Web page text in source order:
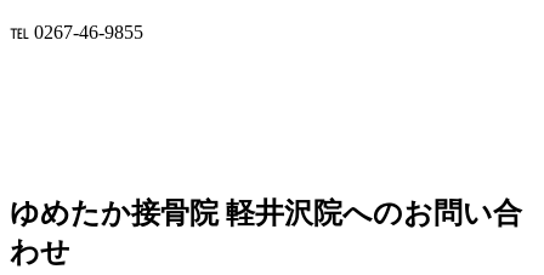
℡ 0267-46-9855
ゆめたか接骨院 軽井沢院へのお問い合
わせ